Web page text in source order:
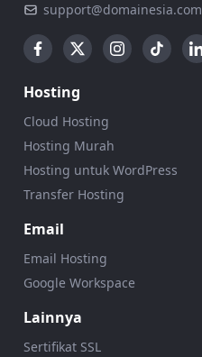
support@domainesia.com
Hosting
Cloud Hosting
Hosting Murah
Hosting untuk WordPress
Transfer Hosting
Email
Email Hosting
Google Workspace
Lainnya
Sertifikat SSL